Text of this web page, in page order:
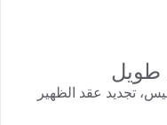
طويل
تجديد عقد الظهير